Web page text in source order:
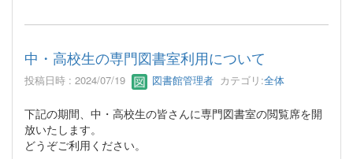
中・高校生の専門図書室利用について
投稿日時 : 2024/07/19 図書館管理者 カテゴリ:全体
下記の期間、中・高校生の皆さんに専門図書室の閲覧席を開
放いたします。
どうぞご利用ください。